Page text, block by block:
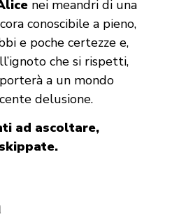
nei meandri di una
conoscibile a pieno,
e poche certezze e,
che si rispetti,
a un mondo
delusione.
ad ascoltare,